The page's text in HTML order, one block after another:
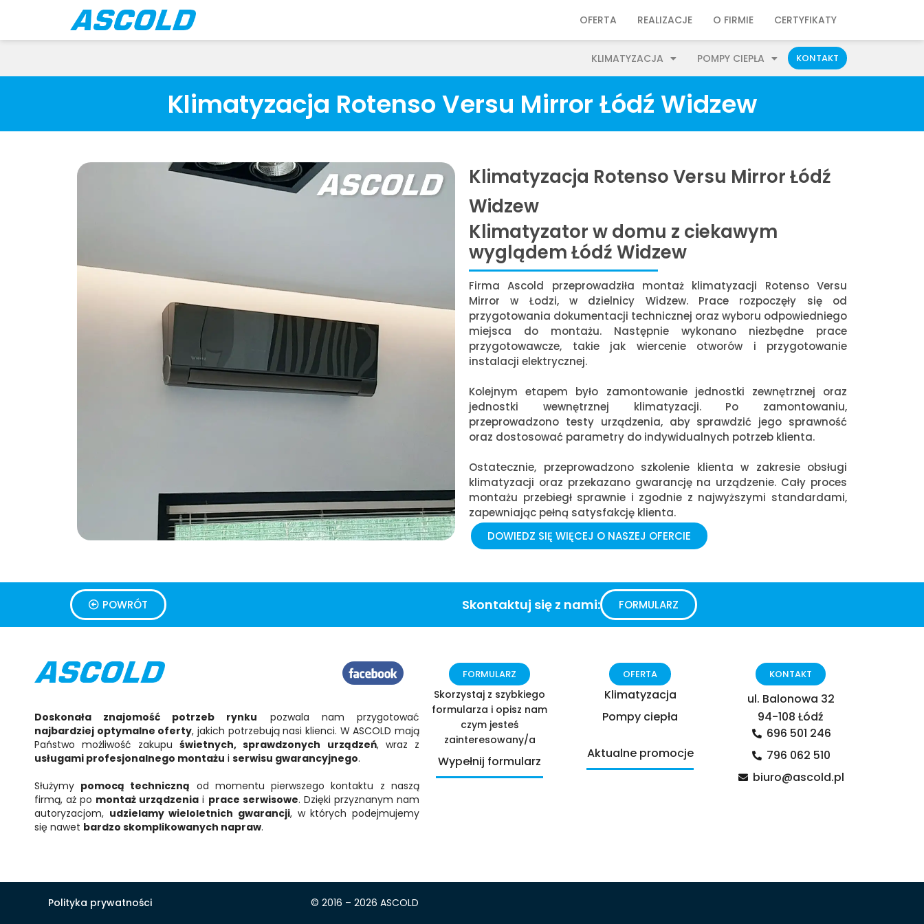
OFERTA REALIZACJE O FIRMIE CERTYFIKATY
KLIMATYZACJA POMPY CIEPŁA KONTAKT
Klimatyzacja Rotenso Versu Mirror Łódź Widzew
Klimatyzacja Rotenso Versu Mirror Łódź
Widzew
Klimatyzator w domu z ciekawym
wyglądem Łódź Widzew
Firma Ascold przeprowadziła montaż klimatyzacji Rotenso Versu
Mirror w Łodzi, w dzielnicy Widzew. Prace rozpoczęły się od
przygotowania dokumentacji technicznej oraz wyboru odpowiedniego
miejsca do montażu. Następnie wykonano niezbędne prace
przygotowawcze, takie jak wiercenie otworów i przygotowanie
instalacji elektrycznej.
Kolejnym etapem było zamontowanie jednostki zewnętrznej oraz
jednostki wewnętrznej klimatyzacji. Po zamontowaniu,
przeprowadzono testy urządzenia, aby sprawdzić jego sprawność
oraz dostosować parametry do indywidualnych potrzeb klienta.
Ostatecznie, przeprowadzono szkolenie klienta w zakresie obsługi
klimatyzacji oraz przekazano gwarancję na urządzenie. Cały proces
montażu przebiegł sprawnie i zgodnie z najwyższymi standardami,
zapewniając pełną satysfakcję klienta.
DOWIEDZ SIĘ WIĘCEJ O NASZEJ OFERCIE
POWRÓT Skontaktuj się z nami: FORMULARZ
Doskonała znajomość potrzeb rynku pozwala nam przygotować
najbardziej optymalne oferty, jakich potrzebują nasi klienci. W ASCOLD mają
Państwo możliwość zakupuświetnych, sprawdzonych urządzeń, wraz z
usługami profesjonalnego montażu i serwisu gwarancyjnego.
Służymy pomocą techniczną od momentu pierwszego kontaktu z naszą
firmą, aż po montaż urządzenia i prace serwisowe. Dzięki przyznanym nam
autoryzacjom, udzielamywieloletnich gwarancji, w których podejmujemy
się nawet bardzo skomplikowanych napraw.
FORMULARZ
Skorzystaj z szybkiego
formularza i opisz nam
czym jesteś
zainteresowany/a
Wypełnij formularz
OFERTA
Klimatyzacja
Pompy ciepła
Aktualne promocje
KONTAKT
ul. Balonowa 32
94-108 Łódź
696 501 246
796 062 510
biuro@ascold.pl
Polityka prywatności © 2016 – 2026 ASCOLD